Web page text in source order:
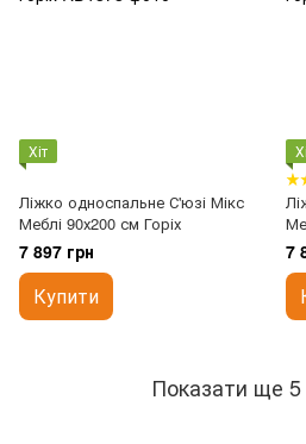
Хіт
Ліжко односпальне С'юзі Мікс
Меблі 90х200 см Горіх
7 897 грн
Купити
7
Показати ще 5